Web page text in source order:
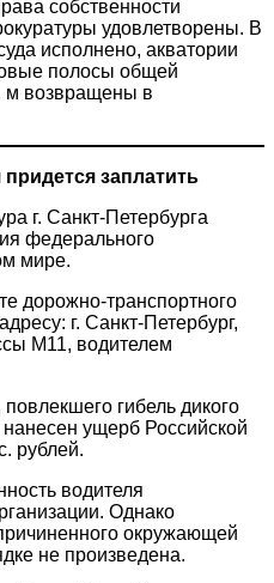
собственности
удовлетворены. В
исполнено, акватории
полосы общей
м возвращены в
заплатить
г. Санкт-Петербурга
федерального
мире.
дорожно-транспортного
г. Санкт-Петербург,
М11, водителем
гибель дикого
ущерб Российской
рублей.
водителя
Однако
окружающей
не произведена.